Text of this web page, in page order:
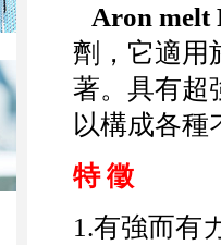
Aron melt
劑，它適用
著。具有超
以構成各種
特 徵
1.有強而有